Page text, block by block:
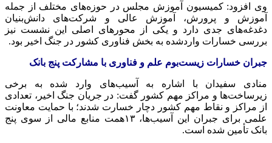
وی افزود: کمیسیون آموزش مجلس در حوزه‌های مختلف از جمله
آموزش و پرورش، آموزش عالی و شرکت‌های دانش‌بنیان
دغدغه‌های جدی دارد و یکی از محورهای اصلی این نشست نیز
بررسی خسارات واردشده به بخش فناوری کشور در جنگ اخیر بود.
جبران خسارات زیست‌بوم علم و فناوری با مشارکت پنج بانک
منادی سفیدان با اشاره به آسیب‌های وارد شده به برخی
زیرساخت‌ها و مراکز مهم کشور گفت: در جریان جنگ اخیر، تعدادی
از مراکز و نقاط مهم کشور دچار خسارت شدند؛ با حمایت معاونت
علمی برای جبران این آسیب‌ها، ۱۳همت منابع مالی از سوی پنج
بانک تأمین شده است.